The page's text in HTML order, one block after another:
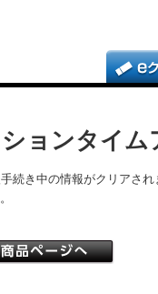
ョンタイム
続き中の情報がクリアされ